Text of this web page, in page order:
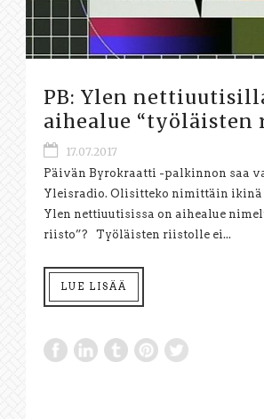
PB: Ylen
aihealue “työläisten
17.07.2017
Päivän Byrokraatti -palkinnon saa
Yleisradio. Olisitteko nimittäin ikinä
Ylen nettiuutisissa on aihealue
riisto”? Työläisten riistolle ei...
LUE LISÄÄ